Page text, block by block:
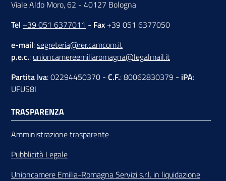
Viale Aldo Moro, 62 - 40127 Bologna
Tel +39 051 6377011 - Fax +39 051 6377050
e-mail:segreteria@rer.camcom.it
p.e.c.: unioncamereemiliaromagna@legalmail.it
Partita Iva: 02294450370 - C.F.: 80062830379 - iPA:
UFUS8I
TRASPARENZA
Amministrazione trasparente
Pubblicità Legale
Unioncamere Emilia-Romagna Servizi s.r.l. in liquidazione